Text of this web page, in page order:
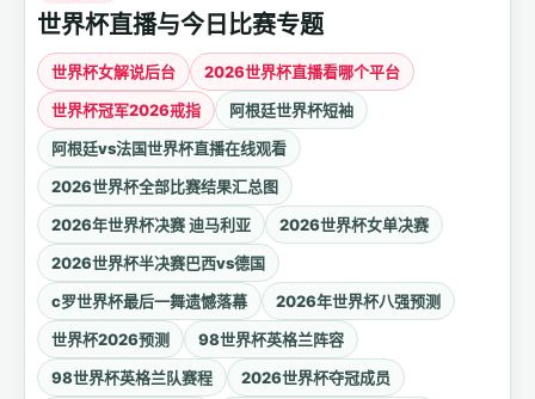
世界杯直播与今日比赛专题
世界杯女解说后台
2026世界杯直播看哪个平台
世界杯冠军2026戒指
阿根廷世界杯短袖
阿根廷vs法国世界杯直播在线观看
2026世界杯全部比赛结果汇总图
2026年世界杯决赛 迪马利亚
2026世界杯女单决赛
2026世界杯半决赛巴西vs德国
c罗世界杯最后一舞遗憾落幕
2026年世界杯八强预测
世界杯2026预测
98世界杯英格兰阵容
98世界杯英格兰队赛程
2026世界杯夺冠成员